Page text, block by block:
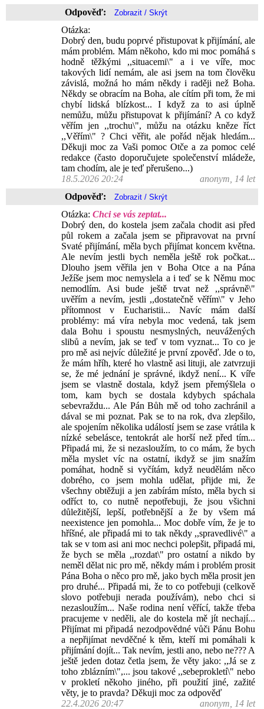
Odpověď:
Otázka:
Dobrý den, budu poprvé přistupovat k přijímání, ale
mám problém. Mám někoho, kdo mi moc pomáhá s
hodně těžkými ,,situacemi\" a i ve víře, moc
takových lidí nemám, ale asi jsem na tom člověku
závislá, možná ho mám někdy i raději než Boha.
Někdy se obracím na Boha, ale cítím při tom, že mi
chybí lidská blízkost... I když za to asi úplně
nemůžu, můžu přistupovat k přijímání? A co když
věřím jen ,,trochu\", můžu na otázku kněze říct
,,Věřím\" ? Chci věřit, ale pořád nějak hledám...
Děkuji moc za Vaši pomoc Otče a za pomoc celé
redakce (často doporučujete společenství mládeže,
tam chodím, ale je teď přerušeno...)
18.5.2026 20:24
anonym, 14 let
Odpověď:
Otázka: Chci se vás zeptat...
Dobrý den, do kostela jsem začala chodit asi před
půl rokem a začala jsem se připravovat na první
Svaté přijímání, měla bych přijímat koncem května.
Ale nevím jestli bych neměla ještě rok počkat...
Dlouho jsem věřila jen v Boha Otce a na Pána
Ježíše jsem moc nemyslela a i teď se k Němu moc
nemodlím. Asi bude ještě trvat než ,,správně\"
uvěřím a nevím, jestli ,,dostatečně věřím\" v Jeho
přítomnost v Eucharistii... Navíc mám další
problémy: má víra nebyla moc vedená, tak jsem
dala Bohu i spoustu nesmyslných, neuvážených
slibů a nevím, jak se teď v tom vyznat... To co je
pro mě asi nejvíc důležité je první zpověď. Jde o to,
že mám hříh, které ho vlastně asi lituji, ale zatvrzuji
se, že mé jednání je správné, ikdyž není... K víře
jsem se vlastně dostala, když jsem přemýšlela o
tom, kam bych se dostala kdybych spáchala
sebevraždu... Ale Pán Bůh mě od toho zachránil a
dával se mi poznat. Pak se to na rok, dva zlepšilo,
ale spojením několika událostí jsem se zase vrátila k
nízké sebelásce, tentokrát ale horší než před tím...
Připadá mi, že si nezasloužím, to co mám, že bych
měla myslet víc na ostatní, ikdyž se jim snažím
pomáhat, hodně si vyčítám, když neudělám něco
dobrého, co jsem mohla udělat, přijde mi, že
všechny obtěžuji a jen zabírám místo, měla bych si
odříct to, co nutně nepotřebuji, že jsou všichni
důležitější, lepší, potřebnější a že by všem má
neexistence jen pomohla... Moc dobře vím, že je to
hříšné, ale připadá mi to tak někdy ,,spravedlivé\" a
tak se v tom asi ani moc nechci polepšit, připadá mi,
že bych se měla ,,rozdat\" pro ostatní a nikdo by
neměl dělat nic pro mě, někdy mám i problém prosit
Pána Boha o něco pro mě, jako bych měla prosit jen
pro druhé... Připadá mi, že to co potřebuji (celkově
slovo potřebuji nerada používám), nebo chci si
nezasloužím... Naše rodina není věřící, takže třeba
pracujeme v neděli, ale do kostela mě jít nechají...
Přijímat mi připadá nezodpovědné vůči Pánu Bohu
a nepřijímat nevděčné k těm, kteří mi pomáhali k
přijímání dojít... Tak nevím, jestli ano, nebo ne??? A
ještě jeden dotaz četla jsem, že věty jako: ,,Já se z
toho zblázním\",... jsou takové ,,sebeprokletí\" nebo
v prokletí někoho jiného, při použití jiné, zažité
věty, je to pravda? Děkuji moc za odpověď
22.4.2026 20:47
anonym, 14 let